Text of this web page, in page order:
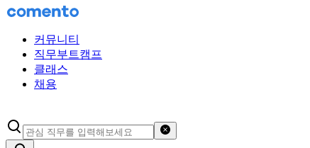
커뮤니티
직무부트캠프
클래스
채용